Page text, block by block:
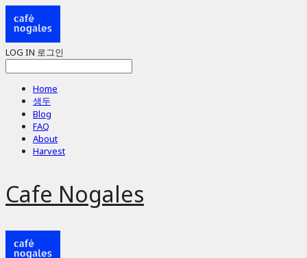
LOG IN 로그인
Home
생두
Blog
FAQ
About
Harvest
Cafe Nogales